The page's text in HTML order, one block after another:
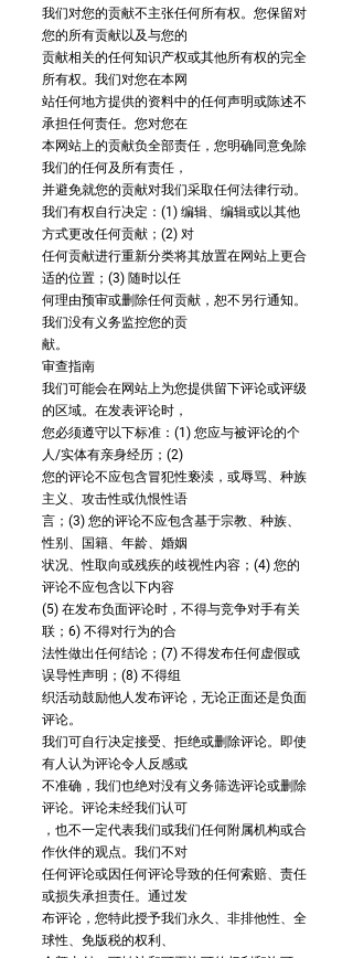
我们对您的贡献不主张任何所有权。您保留对
您的所有贡献以及与您的
贡献相关的任何知识产权或其他所有权的完全
所有权。我们对您在本网
站任何地方提供的资料中的任何声明或陈述不
承担任何责任。您对您在
本网站上的贡献负全部责任，您明确同意免除
我们的任何及所有责任，
并避免就您的贡献对我们采取任何法律行动。
我们有权自行决定：(1) 编辑、编辑或以其他
方式更改任何贡献；(2) 对
任何贡献进行重新分类将其放置在网站上更合
适的位置；(3) 随时以任
何理由预审或删除任何贡献，恕不另行通知。
我们没有义务监控您的贡
献。
审查指南
我们可能会在网站上为您提供留下评论或评级
的区域。在发表评论时，
您必须遵守以下标准：(1) 您应与被评论的个
人/实体有亲身经历；(2)
您的评论不应包含冒犯性亵渎，或辱骂、种族
主义、攻击性或仇恨性语
言；(3) 您的评论不应包含基于宗教、种族、
性别、国籍、年龄、婚姻
状况、性取向或残疾的歧视性内容；(4) 您的
评论不应包含以下内容
(5) 在发布负面评论时，不得与竞争对手有关
联；6) 不得对行为的合
法性做出任何结论；(7) 不得发布任何虚假或
误导性声明；(8) 不得组
织活动鼓励他人发布评论，无论正面还是负面
评论。
我们可自行决定接受、拒绝或删除评论。即使
有人认为评论令人反感或
不准确，我们也绝对没有义务筛选评论或删除
评论。评论未经我们认可
，也不一定代表我们或我们任何附属机构或合
作伙伴的观点。我们不对
任何评论或因任何评论导致的任何索赔、责任
或损失承担责任。通过发
布评论，您特此授予我们永久、非排他性、全
球性、免版税的权利、